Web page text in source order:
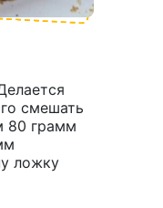
смешать
80 грамм
ложку